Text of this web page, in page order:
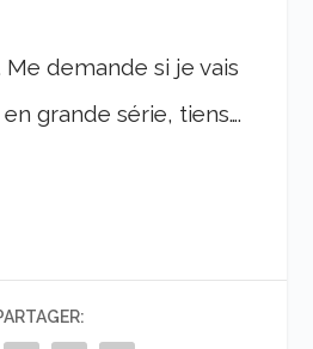
demande si je vais
grande série, tiens….